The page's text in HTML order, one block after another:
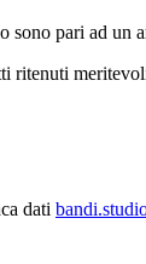
sono pari ad
ritenuti
dati